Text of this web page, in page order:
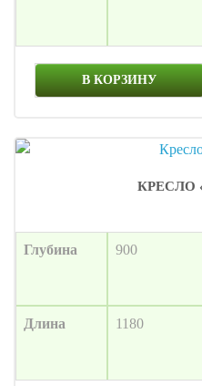
В КОРЗИНУ
КРЕСЛО
Глубина 900
Длина 1180